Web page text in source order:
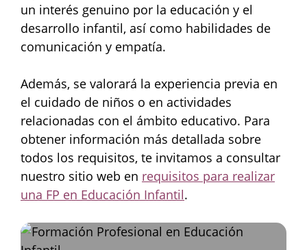
un interés genuino por la educación y el
desarrollo infantil, así como habilidades de
comunicación y empatía.
Además, se valorará la experiencia previa en
el cuidado de niños o en actividades
relacionadas con el ámbito educativo. Para
obtener información más detallada sobre
todos los requisitos, te invitamos a consultar
nuestro sitio web en requisitos para realizar
una FP en Educación Infantil.